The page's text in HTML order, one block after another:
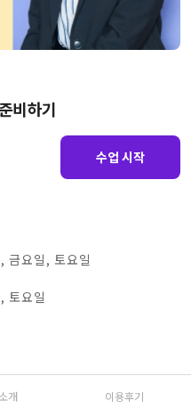
비하기
금요일, 토요일
토요일
수업 시작
개 이용후기